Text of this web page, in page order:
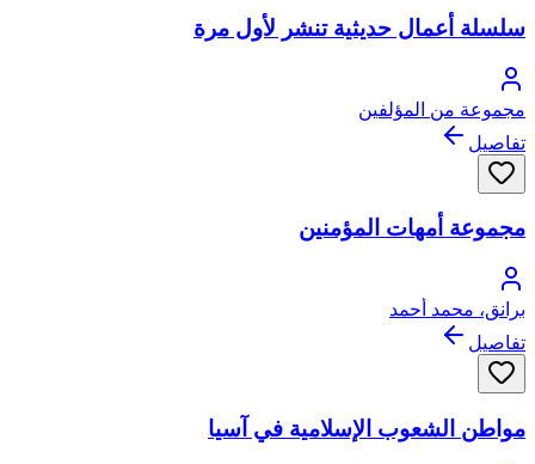
سلسلة أعمال حديثية تنشر لأول مرة
مجموعة من المؤلفين
تفاصيل
مجموعة أمهات المؤمنين
برانق، محمد أحمد
تفاصيل
مواطن الشعوب الإسلامية في آسيا